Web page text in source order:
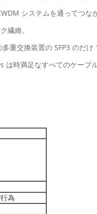
システムを通ってつな
繊維。
交換装置の SFP3 のだけ
時満足なすべてのケーブ
為